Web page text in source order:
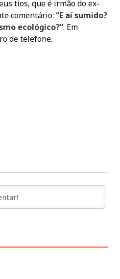
tios, que é irmão do ex-
comentário: “E aí sumido?
ecológico?”. Em
de telefone.